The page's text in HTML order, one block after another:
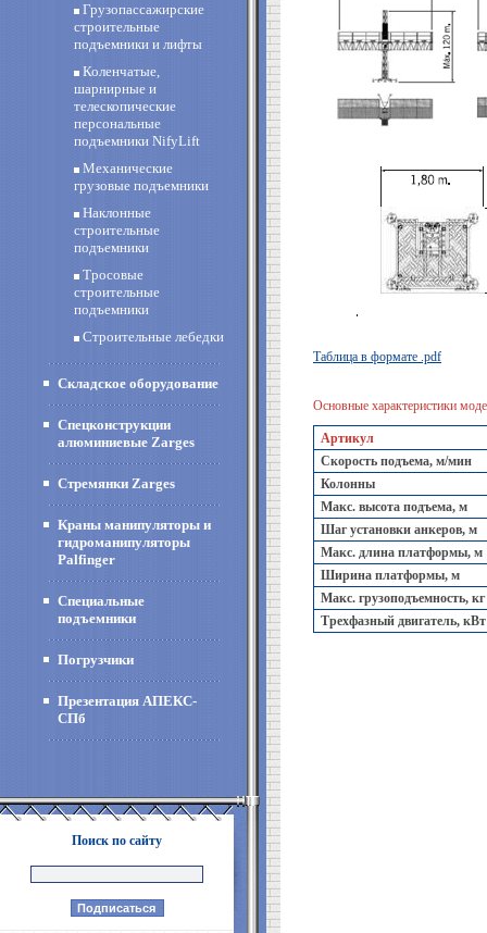
Грузопассажирские
строительные
подъемники и лифты
Коленчатые,
шарнирные и
телескопические
персональные
подъемники NifyLift
Механические
грузовые подъемники
Наклонные
строительные
подъемники
Тросовые
строительные
подъемники
Строительные лебедки
Складское оборудование
Спецконструкции
алюминиевые Zarges
Стремянки Zarges
Краны манипуляторы и
гидроманипуляторы
Palfinger
Специальные
подъемники
Погрузчики
Презентация АПЕКС-
СПб
Поиск по сайту
Таблица в формате .pdf
Основные характеристики
Артикул
Скорость подъема, м/мин
Колонны
Макс. высота подъема, м
Шаг установки анкеров, м
Макс. длина платформы, м
Ширина платформы, м
Макс. грузоподъемность, кг
Трехфазный двигатель, кВт